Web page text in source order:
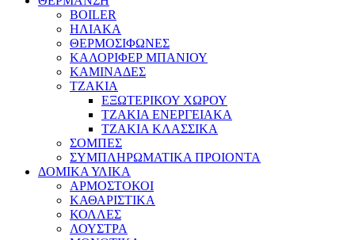
BOILER
ΗΛΙΑΚΑ
ΘΕΡΜΟΣΙΦΩΝΕΣ
ΚΑΛΟΡΙΦΕΡ ΜΠΑΝΙΟΥ
ΚΑΜΙΝΑΔΕΣ
ΤΖΑΚΙΑ
ΕΞΩΤΕΡΙΚΟΥ ΧΩΡΟΥ
ΤΖΑΚΙΑ ΕΝΕΡΓΕΙΑΚΑ
ΤΖΑΚΙΑ ΚΛΑΣΣΙΚΑ
ΣΟΜΠΕΣ
ΣΥΜΠΛΗΡΩΜΑΤΙΚΑ ΠΡΟΙΟΝΤΑ
ΔΟΜΙΚΑ ΥΛΙΚΑ
ΑΡΜΟΣΤΟΚΟΙ
ΚΑΘΑΡΙΣΤΙΚΑ
ΚΟΛΛΕΣ
ΛΟΥΣΤΡΑ